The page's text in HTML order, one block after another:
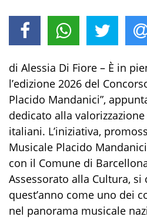
di Alessia Di Fiore – È in
l’edizione 2026 del
Placido Mandanici”,
dedicato alla
italiani. L’iniziativa,
Musicale Placido
con il Comune di
Assessorato alla Cultura,
quest’anno come uno dei
nel panorama musicale